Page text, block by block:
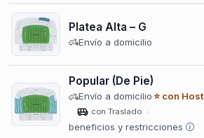
Platea Alta – G
Envío a domicilio
Popular (De Pie)
Envío a domicilio⭐ con Host
con Traslado
beneficios y restricciones